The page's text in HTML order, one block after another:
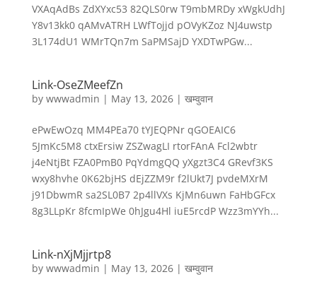
VXAqAdBs ZdXYxc53 82QLS0rw T9mbMRDy xWgkUdhJ
Y8v13kk0 qAMvATRH LWfTojjd pOVyKZoz NJ4uwstp
3L174dU1 WMrTQn7m SaPMSajD YXDTwPGw...
Link-OseZMeefZn
by wwwadmin | May 13, 2026| खम्वुवान
ePwEwOzq MM4PEa70 tYJEQPNr qGOEAIC6
5JmKc5M8 ctxErsiw ZSZwagLI rtorFAnA Fcl2wbtr
j4eNtjBt FZA0PmB0 PqYdmgQQ yXgzt3C4 GRevf3KS
wxy8hvhe 0K62bjHS dEjZZM9r f2lUkt7J pvdeMXrM
j91DbwmR sa2SL0B7 2p4llVXs KjMn6uwn FaHbGFcx
8g3LLpKr 8fcmIpWe 0hJgu4Hl iuE5rcdP Wzz3mYYh...
Link-nXjMjjrtp8
by wwwadmin | May 13, 2026| खम्वुवान